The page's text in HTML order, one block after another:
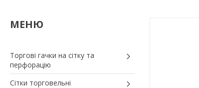
Торгові гачки на сітку та
перфорацію
Сітки торговельні